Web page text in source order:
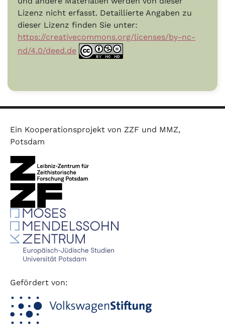
Lizenz nicht erfasst. Detaillierte Angaben zu
dieser Lizenz finden Sie unter:
https://creativecommons.org/licenses/by-nc-
nd/4.0/deed.de
Ein Kooperationsprojekt von ZZF und MMZ,
Potsdam
Gefördert von: